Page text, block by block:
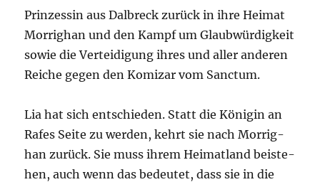
Prin­zes­sin aus Dal­b­reck zurück in ihre Hei­mat
Mor­rig­han und den Kampf um Glaub­wür­dig­keit
sowie die Ver­tei­di­gung ihres und aller ande­ren
Rei­che gegen den Komi­zar vom Sanctum.
Lia hat sich ent­schie­den. Statt die Köni­gin an
Rafes Sei­te zu wer­den, kehrt sie nach Mor­rig­
han zurück. Sie muss ihrem Hei­mat­land bei­ste­
hen, auch wenn das bedeu­tet, dass sie in die